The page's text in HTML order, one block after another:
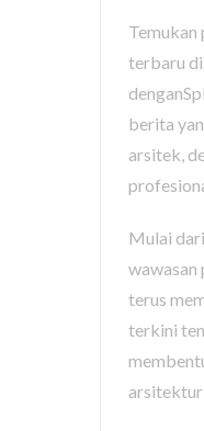
Temukan
terbaru di
berita
arsitek,
Mulai
wawasan
terus
terkini
arsitektur